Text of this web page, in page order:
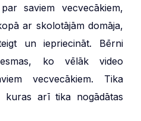
saviem vecvecākiem,
ar skolotājām domāja,
un iepriecināt. Bērni
ko vēlāk video
vecvecākiem. Tika
kuras arī tika nogādātas